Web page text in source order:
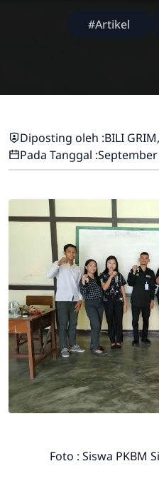
#Artikel
Diposting oleh :BILI
Pada Tanggal :
Foto : Siswa PKBM